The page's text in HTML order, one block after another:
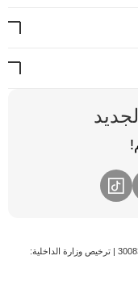
| ترخيص وزارة الداخلية: